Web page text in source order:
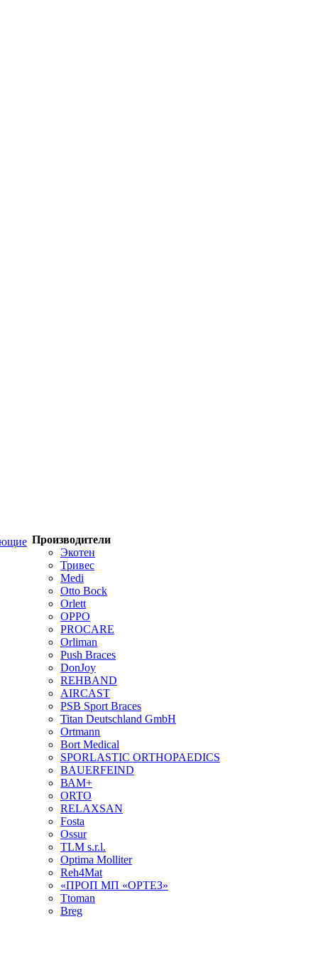
Производители
Экотен
Тривес
Medi
Otto Bock
Orlett
OPPO
PROCARE
Orliman
Push Braces
DonJoy
REHBAND
AIRCAST
PSB Sport Braces
Titan Deutschland GmbH
Ortmann
Bort Medical
SPORLASTIC ORTHOPAEDICS
BAUERFEIND
ВАМ+
ORTO
RELAXSAN
Fosta
Ossur
TLM s.r.l.
Optima Molliter
Reh4Mat
«ПРОП МП «ОРТЕЗ»
Ttoman
Breg